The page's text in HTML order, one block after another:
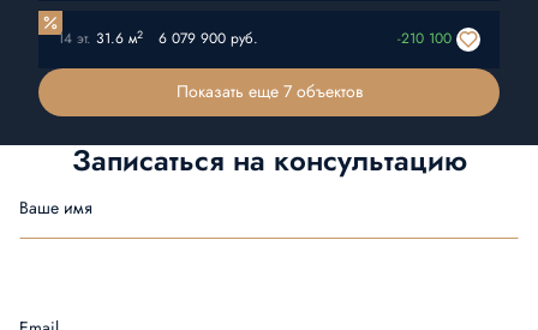
14 эт. 31.6 м2 6 079 900 руб. -210 100
Показать еще 7 объектов
Записаться на консультацию
Ваше имя